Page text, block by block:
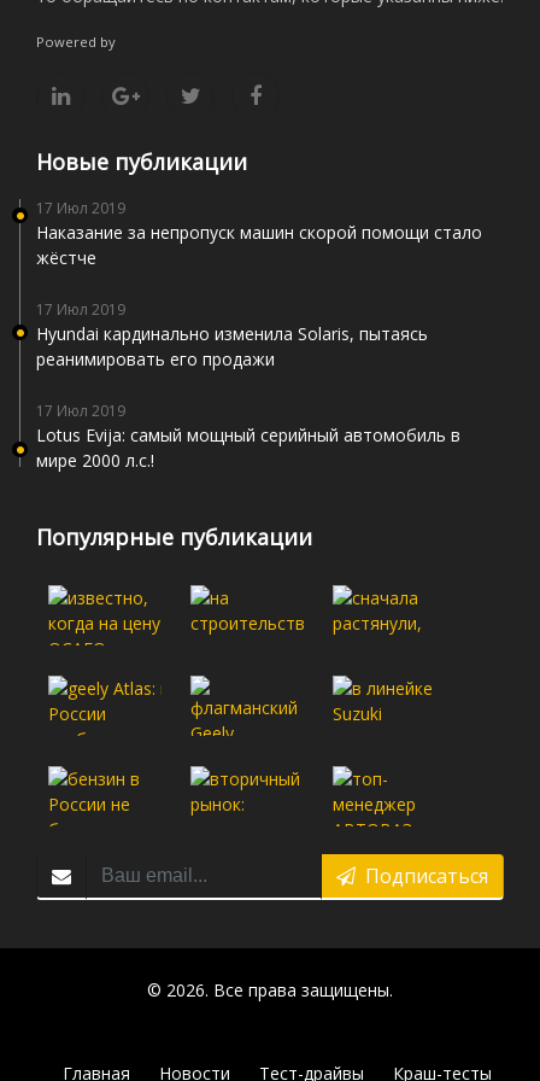
Powered by
Новые публикации
17 Июл 2019
Наказание за непропуск машин скорой помощи стало
жёстче
17 Июл 2019
Hyundai кардинально изменила Solaris, пытаясь
реанимировать его продажи
17 Июл 2019
Lotus Evija: самый мощный серийный автомобиль в
мире 2000 л.с.!
Популярные публикации
Подписаться
© 2026. Все права защищены.
Главная Новости Тест-драйвы Краш-тесты